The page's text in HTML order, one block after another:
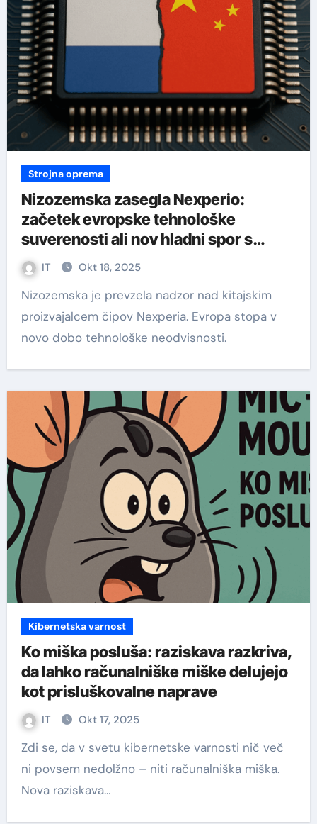
Strojna oprema
Nizozemska zasegla Nexperio:
začetek evropske tehnološke
suverenosti ali nov hladni spor s
Kitajsko?
IT Okt 18, 2025
Nizozemska je prevzela nadzor nad kitajskim
proizvajalcem čipov Nexperia. Evropa stopa v
novo dobo tehnološke neodvisnosti.
Kibernetska varnost
Ko miška posluša: raziskava razkriva,
da lahko računalniške miške delujejo
kot prisluškovalne naprave
IT Okt 17, 2025
Zdi se, da v svetu kibernetske varnosti nič več
ni povsem nedolžno – niti računalniška miška.
Nova raziskava…